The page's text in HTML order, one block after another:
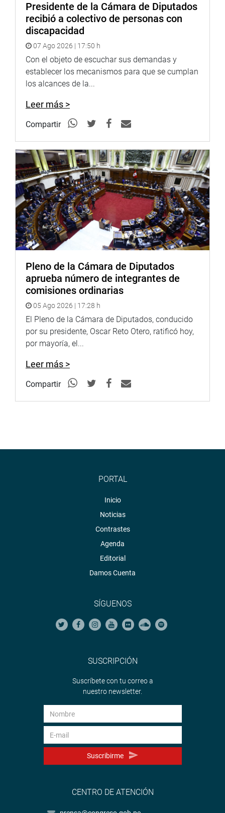
Presidente de la Cámara de Diputados
recibió a colectivo de personas con
discapacidad
07 Ago 2026 | 17:50 h
Con el objeto de escuchar sus demandas y
establecer los mecanismos para que se cumplan
los alcances de la...
Leer más >
Compartir
Pleno de la Cámara de Diputados
aprueba número de integrantes de
comisiones ordinarias
05 Ago 2026 | 17:28 h
El Pleno de la Cámara de Diputados, conducido
por su presidente, Oscar Reto Otero, ratificó hoy,
por mayoría, el...
Leer más >
Compartir
PORTAL
Inicio
Noticias
Contrastes
Agenda
Editorial
Damos Cuenta
SÍGUENOS
SUSCRIPCIÓN
Suscríbete con tu correo a
nuestro newsletter.
Suscribirme
CENTRO DE ATENCIÓN